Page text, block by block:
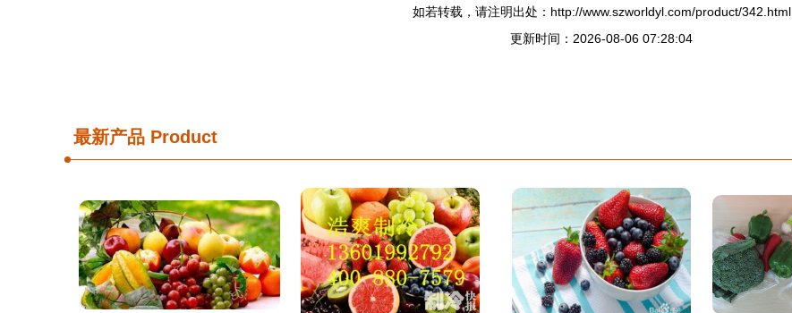
如若转载，请注明出处：http://www.szworldyl.com/product/342.html
更新时间：2026-08-06 07:28:04
最新产品 Product